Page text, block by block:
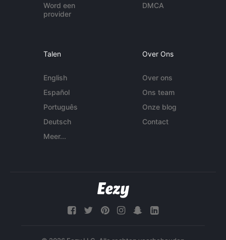
Word een
provider
DMCA
Talen
English
Español
Português
Deutsch
Meer...
Over Ons
Over ons
Ons team
Onze blog
Contact